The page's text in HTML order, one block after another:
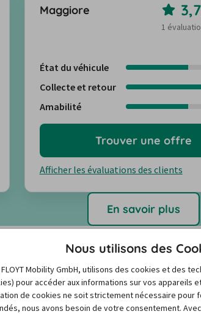
Maggiore 3,7
1
État du véhicule
Collecte et retour
Amabilité
Afficher les évaluations des clients
Trouver une offre
En savoir plus
voiture de
Nous utilisons des
Mobility GmbH, utilisons des cookies et des
pour accéder aux informations sur vos appareils
de cookies ne soit strictement nécessaire pour
nous avons besoin de votre consentement.